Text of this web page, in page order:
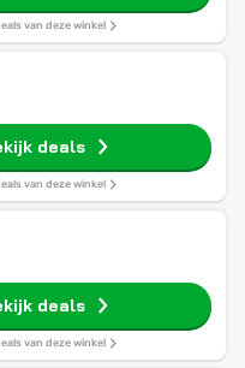
van deze winkel
deals
van deze winkel
deals
van deze winkel